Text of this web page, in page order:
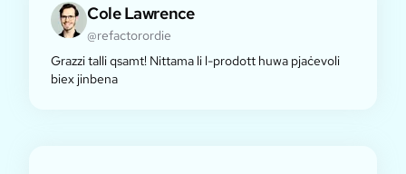
Cole Lawrence
@refactorordie
Grazzi talli qsamt! Nittama li l-prodott huwa pjaċevoli
biex jinbena